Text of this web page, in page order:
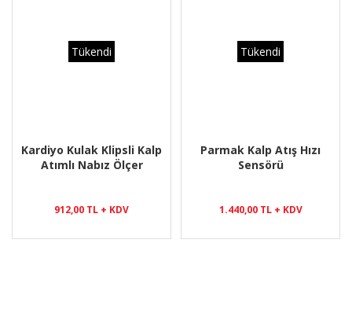
Tükendi
Kardiyo Kulak Klipsli Kalp
Atımlı Nabız Ölçer
912,00 TL + KDV
Tükendi
Parmak Kalp Atış Hızı
Sensörü
1.440,00 TL + KDV